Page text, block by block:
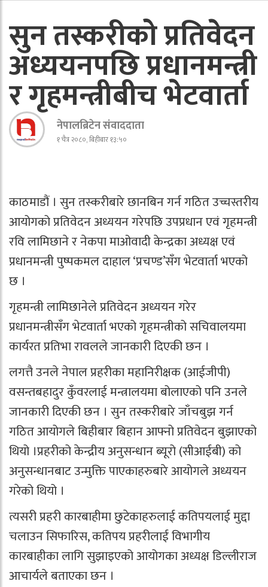
सुन तस्करीको प्रतिवेदन
अध्ययनपछि प्रधानमन्त्री
र गृहमन्त्रीबीच भेटवार्ता
नेपालब्रिटेन संवाददाता
१ चैत्र २०८०, बिहीबार १३:५०
काठमाडौं । सुन तस्करीबारे छानबिन गर्न गठित उच्चस्तरीय
आयोगको प्रतिवेदन अध्ययन गरेपछि उपप्रधान एवं गृहमन्त्री
रवि लामिछाने र नेकपा माओवादी केन्द्रका अध्यक्ष एवं
प्रधानमन्त्री पुष्पकमल दाहाल ‘प्रचण्ड’सँग भेटवार्ता भएको
छ ।
गृहमन्त्री लामिछानेले प्रतिवेदन अध्ययन गरेर
प्रधानमन्त्रीसँग भेटवार्ता भएको गृहमन्त्रीको सचिवालयमा
कार्यरत प्रतिभा रावलले जानकारी दिएकी छन ।
लगत्तै उनले नेपाल प्रहरीका महानिरीक्षक (आईजीपी)
वसन्तबहादुर कुँवरलाई मन्त्रालयमा बोलाएको पनि उनले
जानकारी दिएकी छन । सुन तस्करीबारे जाँचबुझ गर्न
गठित आयोगले बिहीबार बिहान आफ्नो प्रतिवेदन बुझाएको
थियो ।प्रहरीको केन्द्रीय अनुसन्धान ब्यूरो (सीआईबी) को
अनुसन्धानबाट उन्मुक्ति पाएकाहरुबारे आयोगले अध्ययन
गरेको थियो ।
त्यसरी प्रहरी कारबाहीमा छुटेकाहरुलाई कतिपयलाई मुद्दा
चलाउन सिफारिस, कतिपय प्रहरीलाई विभागीय
कारबाहीका लागि सुझाइएको आयोगका अध्यक्ष डिल्लीराज
आचार्यले बताएका छन ।